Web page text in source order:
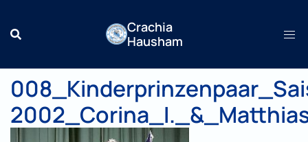
Inhalt
springen
Crachia
Hausham